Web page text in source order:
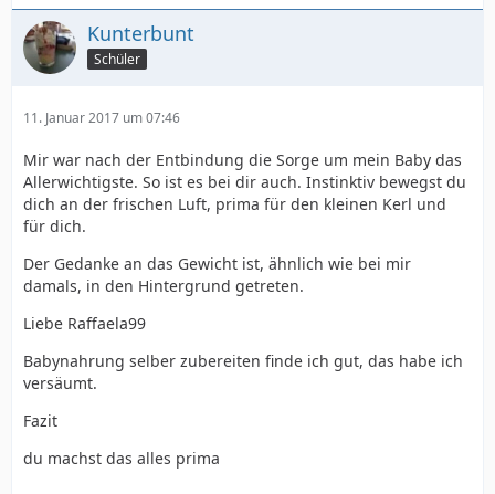
Kunterbunt
Schüler
11. Januar 2017 um 07:46
Mir war nach der Entbindung die Sorge um mein Baby das
Allerwichtigste. So ist es bei dir auch. Instinktiv bewegst du
dich an der frischen Luft, prima für den kleinen Kerl und
für dich.
Der Gedanke an das Gewicht ist, ähnlich wie bei mir
damals, in den Hintergrund getreten.
Liebe Raffaela99
Babynahrung selber zubereiten finde ich gut, das habe ich
versäumt.
Fazit
du machst das alles prima